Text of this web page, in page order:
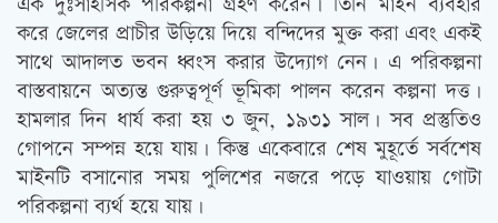
করে জেলের প্রাচীর উড়িয়ে দিয়ে বন্দিদের মুক্ত করা এবং একই
সাথে আদালত ভবন ধ্বংস করার উদ্যোগ নেন। এ পরিকল্পনা
বাস্তবায়নে অত্যন্ত গুরুত্বপূর্ণ ভূমিকা পালন করেন কল্পনা দত্ত।
হামলার দিন ধার্য করা হয় ৩ জুন, ১৯৩১ সাল। সব প্রস্তুতিও
গোপনে সম্পন্ন হয়ে যায়। কিন্তু একেবারে শেষ মুহূর্তে সর্বশেষ
মাইনটি বসানোর সময় পুলিশের নজরে পড়ে যাওয়ায় গোটা
পরিকল্পনা ব্যর্থ হয়ে যায়।